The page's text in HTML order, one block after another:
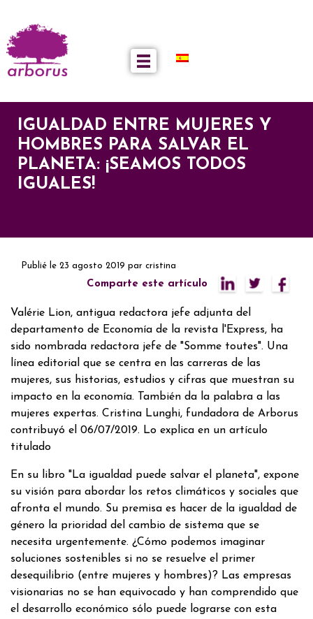
IGUALDAD ENTRE MUJERES Y
HOMBRES PARA SALVAR EL
PLANETA: ¡SEAMOS TODOS
IGUALES!
Publié le 23 agosto 2019 par cristina
Comparte este artículo
Valérie Lion, antigua redactora jefe adjunta del
departamento de Economía de la revista l'Express, ha
sido nombrada redactora jefe de "Somme toutes". Una
línea editorial que se centra en las carreras de las
mujeres, sus historias, estudios y cifras que muestran su
impacto en la economía. También da la palabra a las
mujeres expertas. Cristina Lunghi, fundadora de Arborus
contribuyó el 06/07/2019. Lo explica en un artículo
titulado
En su libro "La igualdad puede salvar el planeta", expone
su visión para abordar los retos climáticos y sociales que
afronta el mundo. Su premisa es hacer de la igualdad de
género la prioridad del cambio de sistema que se
necesita urgentemente. ¿Cómo podemos imaginar
soluciones sostenibles si no se resuelve el primer
desequilibrio (entre mujeres y hombres)? Las empresas
visionarias no se han equivocado y han comprendido que
el desarrollo económico sólo puede lograrse con esta